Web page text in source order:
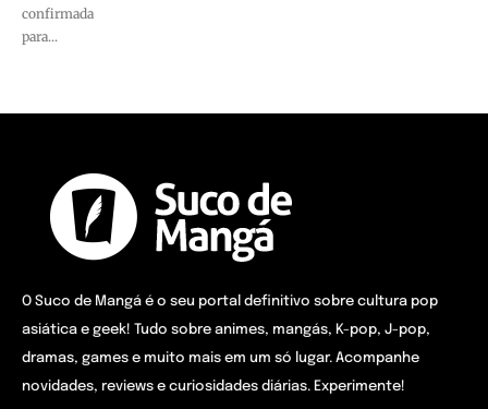
confirmada
para...
O Suco de Mangá é o seu portal definitivo sobre cultura pop
asiática e geek! Tudo sobre animes, mangás, K-pop, J-pop,
dramas, games e muito mais em um só lugar. Acompanhe
novidades, reviews e curiosidades diárias. Experimente!